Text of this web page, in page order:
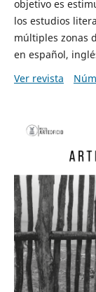
objetivo es
los estudios
múltiples zonas
en español,
Ver revista